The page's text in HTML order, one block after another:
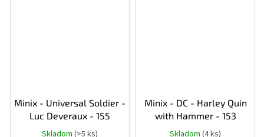
Minix - Universal Soldier -
Luc Deveraux - 155
Skladom (>5 ks)
Minix - DC - Harley Quin
with Hammer - 153
Skladom (4 ks)